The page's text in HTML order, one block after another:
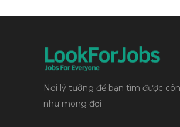
Nơi lý tưởng để bạn tìm được
như mong đợi